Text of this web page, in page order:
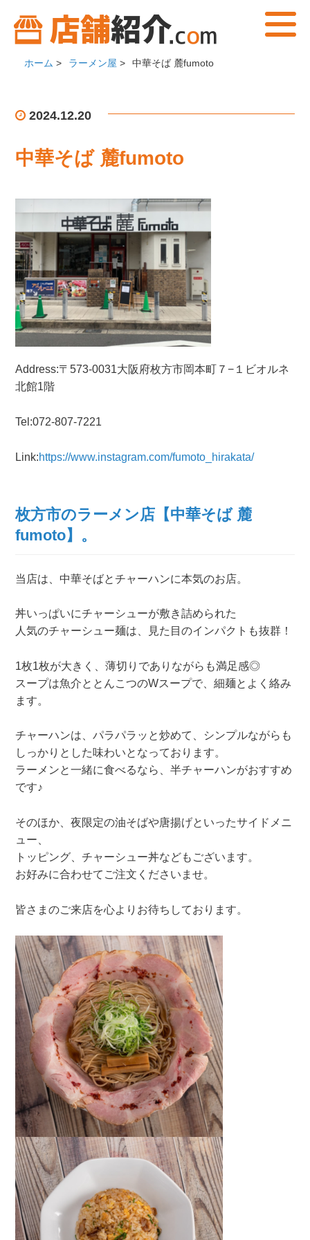
ホーム > ラーメン屋 > 中華そば 麓fumoto
2024.12.20
中華そば 麓fumoto
Address:〒573-0031大阪府枚方市岡本町７−１ビオルネ
北館1階
Tel:072-807-7221
Link:https://www.instagram.com/fumoto_hirakata/
枚方市のラーメン店【中華そば 麓
fumoto】。
当店は、中華そばとチャーハンに本気のお店。
丼いっぱいにチャーシューが敷き詰められた
人気のチャーシュー麺は、見た目のインパクトも抜群！
1枚1枚が大きく、薄切りでありながらも満足感◎
スープは魚介ととんこつのWスープで、細麺とよく絡み
ます。
チャーハンは、パラパラッと炒めて、シンプルながらも
しっかりとした味わいとなっております。
ラーメンと一緒に食べるなら、半チャーハンがおすすめ
です♪
そのほか、夜限定の油そばや唐揚げといったサイドメニ
ュー、
トッピング、チャーシュー丼などもございます。
お好みに合わせてご注文くださいませ。
皆さまのご来店を心よりお待ちしております。